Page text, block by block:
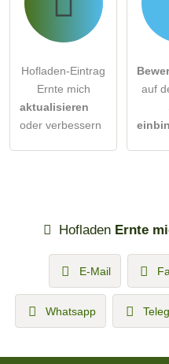
Hofladen-Eintrag
Ernte mich
aktualisieren
oder verbessern
auf
Hofladen Ernte
E-Mail
Whatsapp